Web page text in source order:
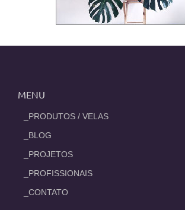
MENU
_PRODUTOS / VELAS
_BLOG
_PROJETOS
_PROFISSIONAIS
_CONTATO